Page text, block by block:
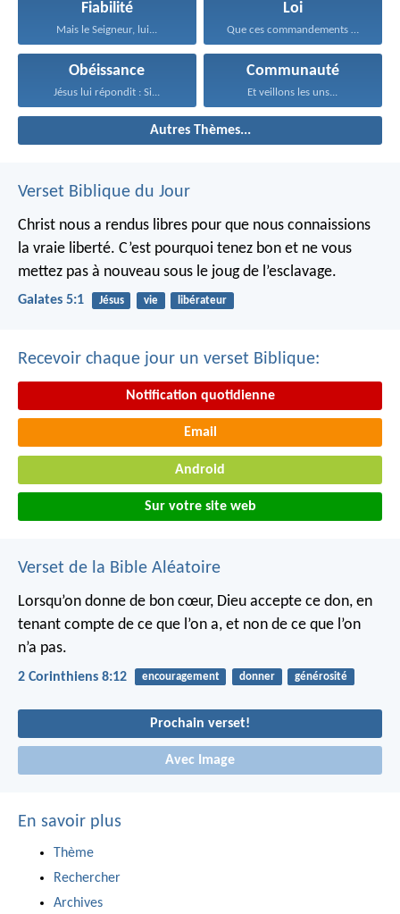
Fiabilité
Mais le Seigneur, lui...
Loi
Que ces commandements que...
Obéissance
Jésus lui répondit : Si...
Communauté
Et veillons les uns...
Autres Thèmes...
Verset Biblique du Jour
Christ nous a rendus libres pour que nous connaissions
la vraie liberté. C’est pourquoi tenez bon et ne vous
mettez pas à nouveau sous le joug de l’esclavage.
Galates 5:1 Jésus vie libérateur
Recevoir chaque jour un verset Biblique:
Notification quotidienne
Email
Android
Sur votre site web
Verset de la Bible Aléatoire
Lorsqu’on donne de bon cœur, Dieu accepte ce don, en
tenant compte de ce que l’on a, et non de ce que l’on
n’a pas.
2 Corinthiens 8:12 encouragement donner générosité
Prochain verset!
Avec Image
En savoir plus
Thème
Rechercher
Archives